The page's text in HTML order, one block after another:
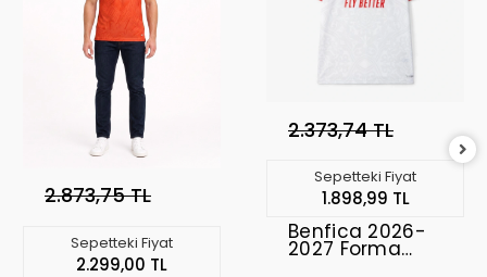
2.873,75 TL
Sepetteki Fiyat
2.299,00 TL
2.373,74 TL
Sepetteki Fiyat
1.898,99 TL
Benfica 2026-
2027 Forma